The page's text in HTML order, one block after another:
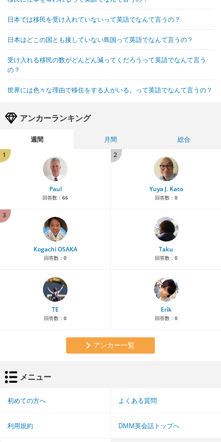
日本では移民を受け入れていないって英語でなんて言うの？
日本はどこの国とも接していない島国って英語でなんて言うの？
受け入れる移民の数がどんどん減ってくだろうって英語でなんて言う
の？
世界には色々な理由で移住をする人がいる。って英語でなんて言うの？
アンカーランキング
週間 月間
総合
1
Paul
回答数： 66
2
Yuya J. Kato
回答数： 0
3
Kogachi OSAKA
回答数： 0
Taku
回答数： 0
TE
回答数： 0
Erik
回答数： 0
アンカー一覧
メニュー
初めての方へ よくある質問
利用規約 DMM英会話トップへ